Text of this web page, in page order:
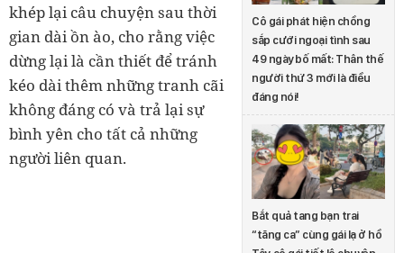
Cô gái phát hiện chồng
sắp cưới ngoại tình sau
49 ngày bố mất: Thân thế
người thứ 3 mới là điều
đáng nói!
Bắt quả tang bạn trai
“tăng ca” cùng gái lạ ở hồ
khép lại câu chuyện sau thời
gian dài ồn ào, cho rằng việc
dừng lại là cần thiết để tránh
kéo dài thêm những tranh cãi
không đáng có và trả lại sự
bình yên cho tất cả những
người liên quan.